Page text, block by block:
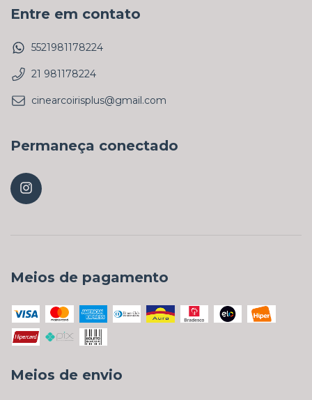
Entre em contato
5521981178224
21 981178224
cinearcoirisplus@gmail.com
Permaneça conectado
Meios de pagamento
Meios de envio